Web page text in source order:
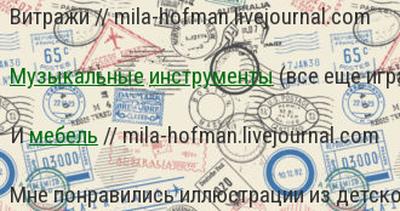
Витражи // mila-hofman.livejournal.com
Музыкальныеинструменты(все еще
Имебель // mila-hofman.livejournal.com
Мне понравились иллюстрации из